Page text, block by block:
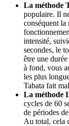
La méthode
populaire. Il
conséquent la
intensité,
secondes, le
être une
à fond, vous
les plus
Tabata fait
La méthode
cycles de 60
de périodes
Au total, cela